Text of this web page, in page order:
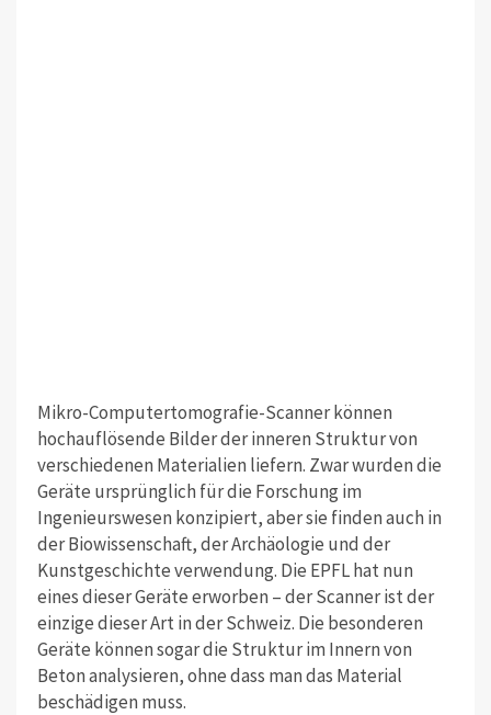
Mikro-Computertomografie-Scanner können
hochauflösende Bilder der inneren Struktur von
verschiedenen Materialien liefern. Zwar wurden die
Geräte ursprünglich für die Forschung im
Ingenieurswesen konzipiert, aber sie finden auch in
der Biowissenschaft, der Archäologie und der
Kunstgeschichte verwendung. Die EPFL hat nun
eines dieser Geräte erworben – der Scanner ist der
einzige dieser Art in der Schweiz. Die besonderen
Geräte können sogar die Struktur im Innern von
Beton analysieren, ohne dass man das Material
beschädigen muss.